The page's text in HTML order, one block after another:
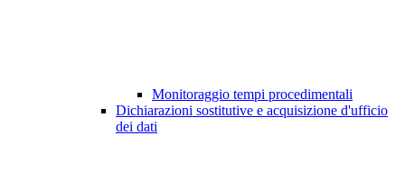
Monitoraggio tempi procedimentali
Dichiarazioni sostitutive e acquisizione d'ufficio
dei dati